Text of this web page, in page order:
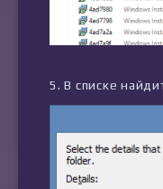
В списке